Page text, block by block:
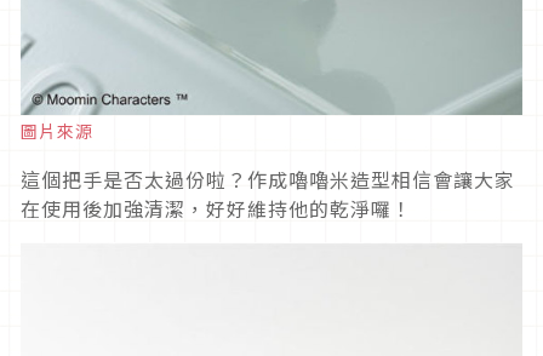
圖片來源
這個把手是否太過份啦？作成嚕嚕米造型相信會讓大家
在使用後加強清潔，好好維持他的乾淨囉！